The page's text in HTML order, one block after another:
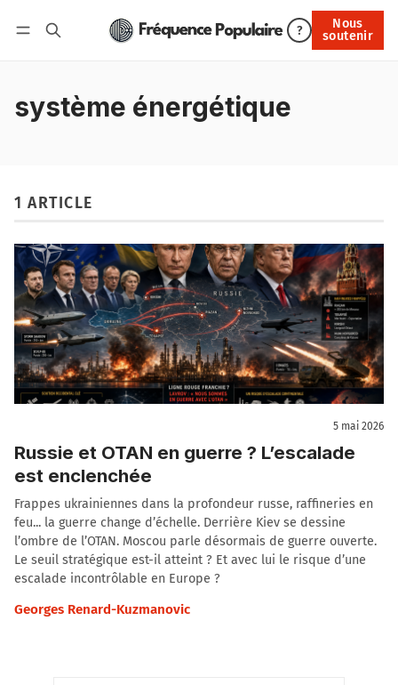
?
Nous
soutenir
Nous soutenir
système énergétique
1 ARTICLE
5 mai 2026
Russie et OTAN en guerre ? L’escalade
est enclenchée
Frappes ukrainiennes dans la profondeur russe, raffineries en
feu... la guerre change d’échelle. Derrière Kiev se dessine
l’ombre de l’OTAN. Moscou parle désormais de guerre ouverte.
Le seuil stratégique est-il atteint ? Et avec lui le risque d’une
escalade incontrôlable en Europe ?
Georges Renard-Kuzmanovic